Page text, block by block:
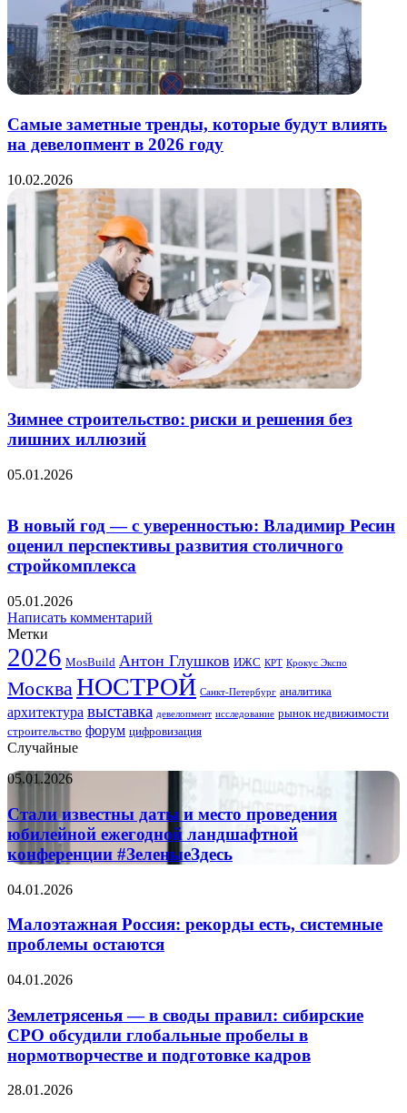
Самые заметные тренды, которые будут влиять
на девелопмент в 2026 году
10.02.2026
Зимнее строительство: риски и решения без
лишних иллюзий
05.01.2026
В новый год — с уверенностью: Владимир Ресин
оценил перспективы развития столичного
стройкомплекса
05.01.2026
Написать комментарий
Метки
2026 MosBuild Антон Глушков ИЖС КРТ Крокус Экспо
МоскваНОСТРОЙ Санкт-Петербург аналитика
архитектура выставка девелопмент исследование рынок недвижимости
строительство форум цифровизация
Случайные
Стали
даты
и
место
проведения
ежегодной
конференции
#ЗеленыеЗдесь
05.01.2026
Стали известны даты и место проведения
юбилейной ежегодной ландшафтной
конференции #ЗеленыеЗдесь
Малоэтажная
рекорды
системные
остаются
04.01.2026
Малоэтажная Россия: рекорды есть, системные
проблемы остаются
Землетрясенья
в
своды
правил:
сибирские
обсудили
04.01.2026
Землетрясенья — в своды правил: сибирские
СРО обсудили глобальные пробелы в
нормотворчестве и подготовке кадров
Итоги
28.01.2026